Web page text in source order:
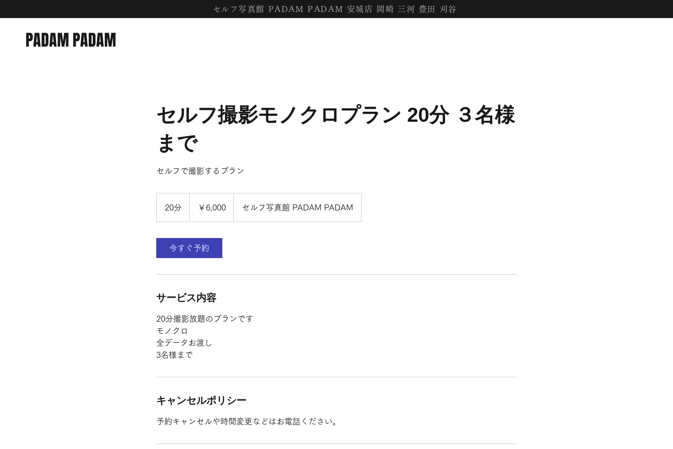
PADAM PADAM
​セルフ写真館 PADAM PADAM 安城店 岡崎 三河 豊田 刈谷
セルフ撮影モノクロプラン 20分 ３名様
まで
セルフで撮影するプラン
20分 ￥6,000 セルフ写真館 PADAM PADAM
今すぐ予約
サービス内容
20分撮影放題のプランです
モノクロ
全データお渡し
3名様まで
キャンセルポリシー
予約キャンセルや時間変更などはお電話ください。